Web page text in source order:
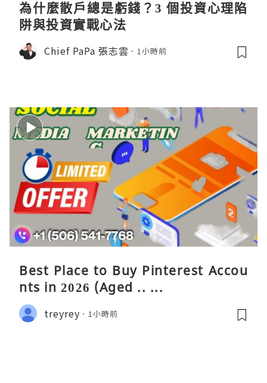
為什麼散戶總是虧錢？3 個投資心理陷
阱與投資實戰心法
Chief PaPa 張志雲 1小時前
Best Place to Buy Pinterest Accou
nts in 2026 (Aged .. ...
treyrey 1小時前